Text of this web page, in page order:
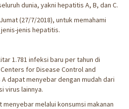
dunia, yakni hepatitis A, B, dan C.
(27/7/2018), untuk memahami
jenis hepatitis.
1.781 infeksi baru per tahun di
for Disease Control and
dapat menyebar dengan mudah dari
virus lainnya.
melalui konsumsi makanan